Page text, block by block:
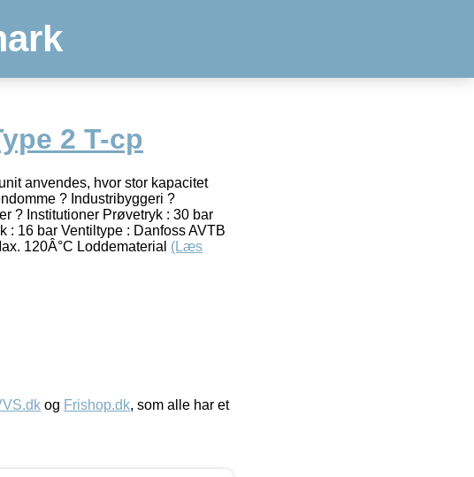
2 T-cp
anvendes, hvor stor kapacitet
? Industribyggeri ?
? Institutioner Prøvetryk : 30 bar
: 16 bar Ventiltype : Danfoss AVTB
120Â°C Loddematerial (Læs
og Frishop.dk, som alle har et